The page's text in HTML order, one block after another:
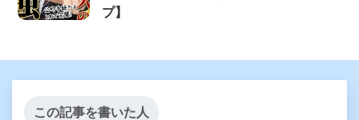
プ】
この記事を書いた人